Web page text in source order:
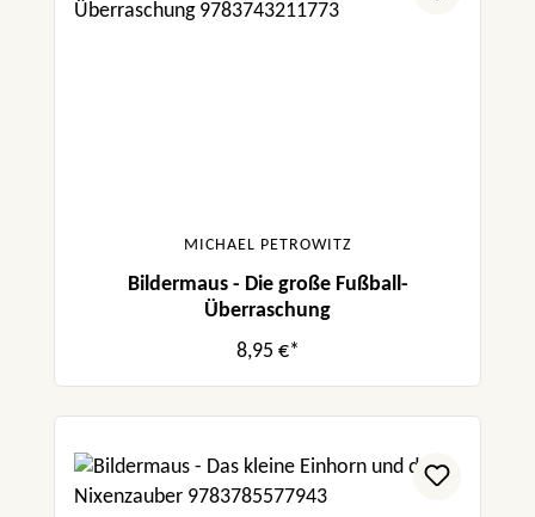
MICHAEL PETROWITZ
Bildermaus - Die große Fußball-
Überraschung
8,95 €*